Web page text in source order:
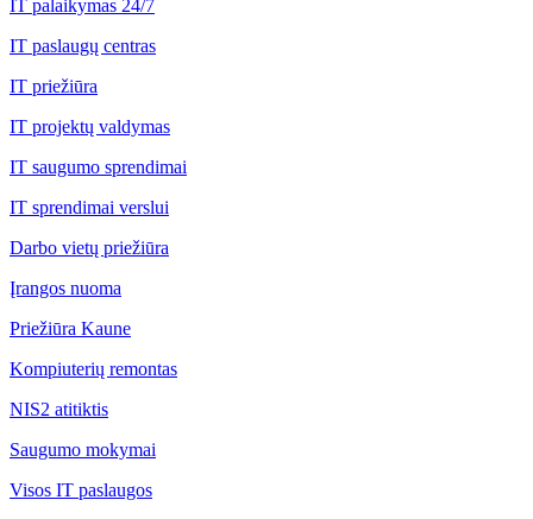
IT palaikymas 24/7
IT paslaugų centras
IT priežiūra
IT projektų valdymas
IT saugumo sprendimai
IT sprendimai verslui
Darbo vietų priežiūra
Įrangos nuoma
Priežiūra Kaune
Kompiuterių remontas
NIS2 atitiktis
Saugumo mokymai
Visos IT paslaugos